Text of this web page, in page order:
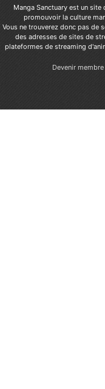
Manga Sanctuary est un
promouvoir la culture
Vous ne trouverez donc pas de
des adresses de sites de
plateformes de streaming
Devenir membre